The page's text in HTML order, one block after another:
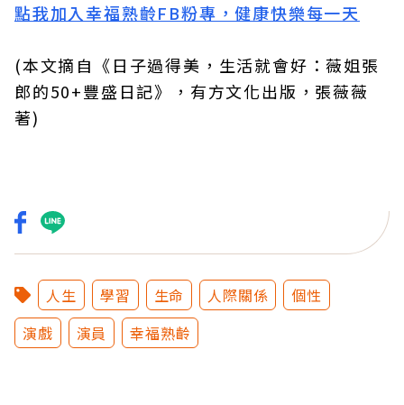
點我加入幸福熟齡FB粉專，健康快樂每一天
(本文摘自《日子過得美，生活就會好：薇姐張
郎的50+豐盛日記》，有方文化出版，張薇薇
著)
人生 學習 生命 人際關係
個性
演戲
演員 幸福熟齡